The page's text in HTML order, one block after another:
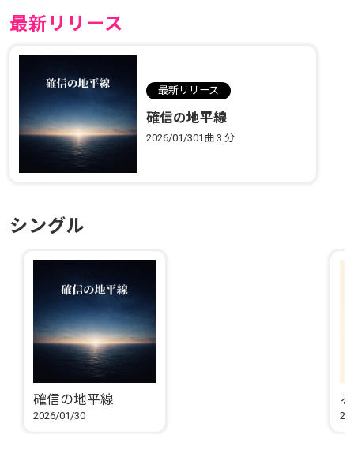
最新リリース
最新リリース
確信の地平線
2026/01/301曲3 分
シングル
確信の地平線
2026/01/30